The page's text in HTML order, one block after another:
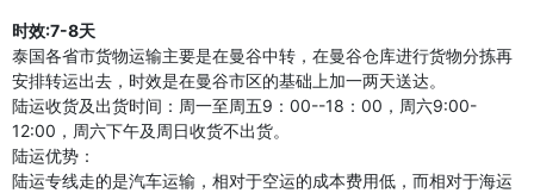
时效:7-8天
泰国各省市货物运输主要是在曼谷中转，在曼谷仓库进行货物分拣再
安排转运出去，时效是在曼谷市区的基础上加一两天送达。
陆运收货及出货时间：周一至周五9：00--18：00，周六9:00-
12:00，周六下午及周日收货不出货。
陆运优势：
陆运专线走的是汽车运输，相对于空运的成本费用低，而相对于海运